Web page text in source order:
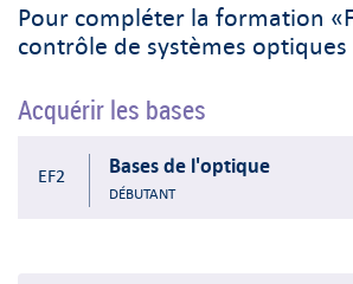
Pour compléter la formation
contrôle de systèmes optiques
Acquérir les bases
EF2 Bases de l'optique
DÉBUTANT